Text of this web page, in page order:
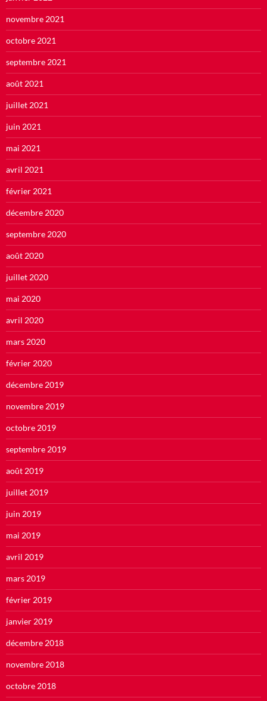
novembre 2021
octobre 2021
septembre 2021
août 2021
juillet 2021
juin 2021
mai 2021
avril 2021
février 2021
décembre 2020
septembre 2020
août 2020
juillet 2020
mai 2020
avril 2020
mars 2020
février 2020
décembre 2019
novembre 2019
octobre 2019
septembre 2019
août 2019
juillet 2019
juin 2019
mai 2019
avril 2019
mars 2019
février 2019
janvier 2019
décembre 2018
novembre 2018
octobre 2018